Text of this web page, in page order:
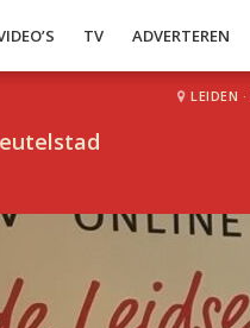
TV ADVERTEREN
LEIDEN ·